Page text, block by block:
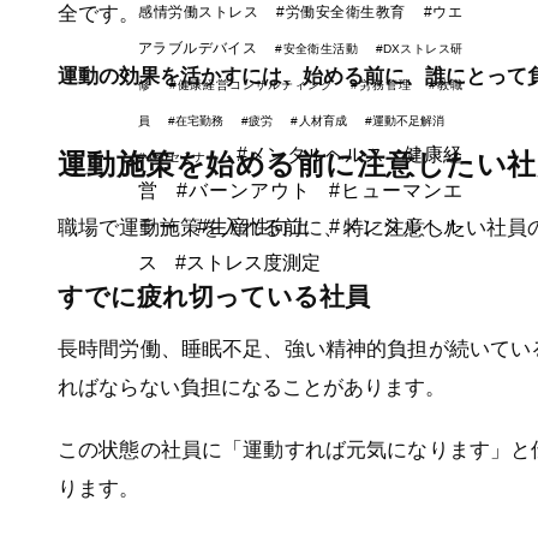
全です。
運動の効果を活かすには、始める前に、誰にとっ
運動施策を始める前に注意したい
職場で運動施策を入れる前に、特に注意したい社員
すでに疲れ切っている社員
長時間労働、睡眠不足、強い精神的負担が続いて
ればならない負担になることがあります。
この状態の社員に「運動すれば元気になります」
ります。
感情労働ストレス #労働安全衛生教育 #ウエ
アラブルデバイス #安全衛生活動 #DXストレス研
修 #健康経営コンサルティング #労務管理 #教職
員 #在宅勤務 #疲労 #人材育成 #運動不足解消
#webセミナー
#メンタルヘルス，健康経
営
#バーンアウト
#ヒューマンエ
ラー
#生産性向上
#メンタルヘル
ス
#ストレス度測定